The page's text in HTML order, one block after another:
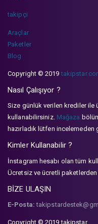
takipçi
Araçlar
Paketler
Blog
Copyright © 2019
Nasıl Çalışıyor ?
Size günlük verilen krediler ile
kullanabilirsiniz. Mağaza
hazırladık lütfen incelemeden
Kimler Kullanabilir ?
İnstagram hesabı olan tüm
Ücretsiz ve ücretli
BİZE ULAŞIN
E-Posta:
Copyright © 2019 takipstar.